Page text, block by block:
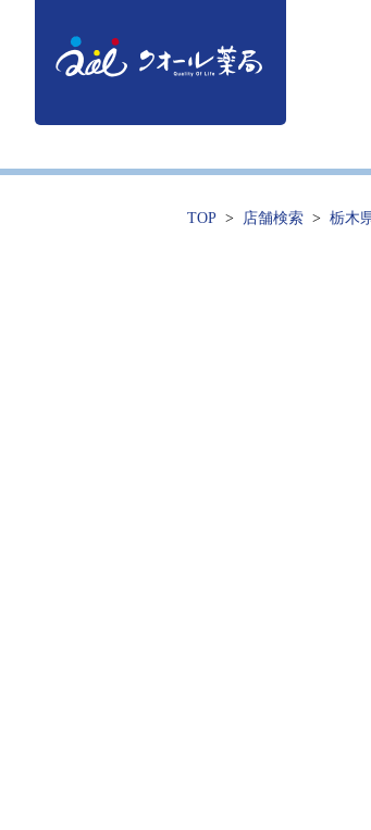
TOP 店舗検索 栃木